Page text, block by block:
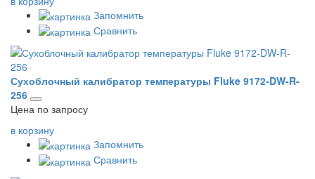
Запомнить
Сравнить
Сухоблочный калибратор температуры Fluke 9172-DW-R-
256
Цена по запросу
в корзину
Запомнить
Сравнить